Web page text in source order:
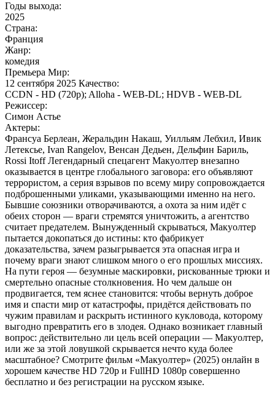
Годы выхода:
2025
Страна:
Франция
Жанр:
комедия
Премьера Мир:
12 сентября 2025 Качество:
CCDN - HD (720p); Alloha - WEB-DL; HDVB - WEB-DL
Режиссер:
Симон Астье
Актеры:
Франсуа Берлеан, Жеральдин Накаш, Уилльям Лебхил, Ивик
Летексье, Ivan Rangelov, Венсан Дедьен, Дельфин Бариль,
Rossi Itoff Легендарный спецагент Макуолтер внезапно
оказывается в центре глобального заговора: его объявляют
террористом, а серия взрывов по всему миру сопровождается
подброшенными уликами, указывающими именно на него.
Бывшие союзники отворачиваются, а охота за ним идёт с
обеих сторон — враги стремятся уничтожить, а агентство
считает предателем. Вынужденный скрываться, Макуолтер
пытается докопаться до истины: кто фабрикует
доказательства, зачем разыгрывается эта опасная игра и
почему враги знают слишком много о его прошлых миссиях.
На пути героя — безумные маскировки, рискованные трюки и
смертельно опасные столкновения. Но чем дальше он
продвигается, тем яснее становится: чтобы вернуть доброе
имя и спасти мир от катастрофы, придётся действовать по
чужим правилам и раскрыть истинного кукловода, которому
выгодно превратить его в злодея. Однако возникает главный
вопрос: действительно ли цель всей операции — Макуолтер,
или же за этой ловушкой скрывается нечто куда более
масштабное? Смотрите фильм «Макуолтер» (2025) онлайн в
хорошем качестве HD 720p и FullHD 1080p совершенно
бесплатно и без регистрации на русском языке.